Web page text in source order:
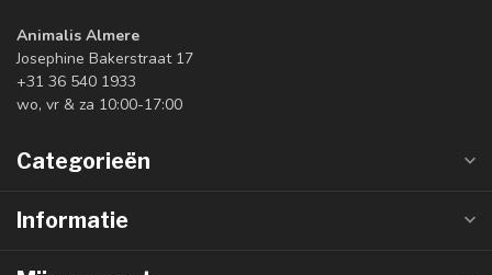
Animalis Almere
Josephine Bakerstraat 17
+31 36 540 1933
wo, vr & za 10:00-17:00
Categorieën
Informatie